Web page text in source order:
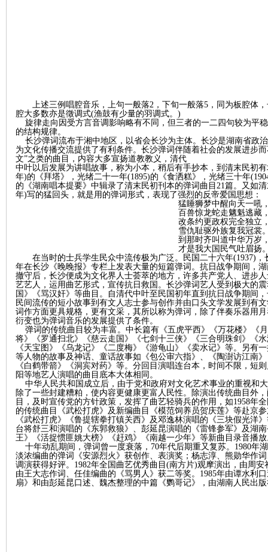
上述三例唱腔音乐，上句一般落2，下旬一般落5，同为板腔体
腔大多数亦是徵调式(渔鼓有少量的羽调式。)
旋律走向因受方言音调影响略有不同，但三者的一二四句较为平
的结构规律。
长沙弹词流布于湘中地区，以省会长沙为主体。长沙是湖南省政
为文化传播交流提供了有利条件。长沙弹词伴随着社会的发展进步
文”之类的曲目，内容大多宣扬道教教义，清代
中叶以后发展为讲唱故事，称为小本，稍后有手抄本，到清末民初
年)的《拜塔》，光绪二十一年(1895)的《食洒糕》，光绪三十年
的《湖南唱本提要》中辑录了清末民初刊本的弹词曲目 21篇。又如
年)写的猛回头，就是用的弹词形式，表现了强烈的反帝爱国思想：
猛睡狮梦中醒向天一吼
百兽惊龙蛇走魑魁逃藏
改条约更政权完全独立
雪仇耻驱外族复我冠裳
到那时齐叫道中华万岁
才是我大国民气吐眉扬
在当时的士兵学生民众中流传极为广泛。民国二十六年(1937)
年在长沙《晚晚报》专栏上发表大量的短篇弹词。抗日战争期间，
撤守后，长沙便成为文化界人士荟萃的地方，许多共产党人、进步
艺艺人，运用曲艺形式，宣传抗日救国。长沙弹词艺人受到极大的
国》《骂汉奸》等曲目。自清代中叶至民国初年直到抗日战争期间
民间流传的短小故事到有文人志士参与创作并由口头文学发展到有
词作方面更具规格，更有文采，其所以称为弹诃，除了伴奏乐器用
衍变也为弹词音乐的发展提供了条件。
弹词的传统曲目较为丰富。中长篇有《五虎平西》《万花楼》《
将》《罗通扫北》《慈云走国》《七剑十三侠》《三合明珠剑》《
《天宝图》《乌龙记》《二度梅》《游龟山》《卖水记》等。另有
等人物的故事及神话、童话故事如《包公审六指》、《陶澍访江南
《白鹤带箭》《洞宾对药》等。分回目演唱连台本，时间不限，短
阳等地艺人演唱的曲目底本大体相同。
中华人民共和国成立后，由于党和政府对文化艺术事业的重视和
除了一些封建糟粕，使内容更健康更富人民性。除演出传统曲目外
目，及时宣传党的方针政策，发挥了曲艺轻骑兵的作用，如1958年
的传统曲目《武松打虎》及新编曲目《模范饲养员贺庆莲》等赴京
《武松打虎》《鲁提辖拳打镇关西》及邓逸林演唱的《三块假光洋
台将舒三和演唱的《东郭救狼》、彭延昆演唱的《雷锋参军》及湖
王》《活捉惯匪姚大榜》《赶鸡》《南越一少年》等新曲目录音播
十年动乱期间，弹词曾一度衰落， 70年代后期重又复苏。 1980年
淡浓编曲的弹词《安源烈火》获创作、表演奖；杨志淳、熊勋华作
调演获得好评。 1982年全国曲艺优秀曲目 (南方片)观摩演出，由周安
由王大志作词、任佳编曲的《骂男人》获二等奖。 1985年由谭水利
扇》和由彭延昆口述、魏杰整理的中篇《鹦哥记》，由湖南人民出